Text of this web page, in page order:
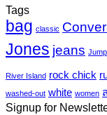
Tags
bag classic
Jones jeans
River Island rock chick
washed-out white women
Signup for